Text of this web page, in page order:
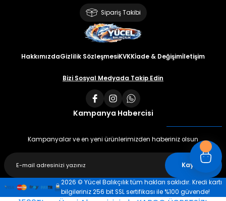
Sipariş Takibi
HakkımızdaGizlilik SözleşmesiKVKKİade & Değişimİletişim
Bizi Sosyal Medyada Takip Edin
Kampanya Habercisi
Kampanyalar ve en yeni ürünlerimizden haberiniz olsun
Kaydet
2026 © Yücel Balıkçılık tüm hakları saklıdır. Kredi kartı
bilgileriniz 256 bit SSL sertifikası ile %100 güvende!